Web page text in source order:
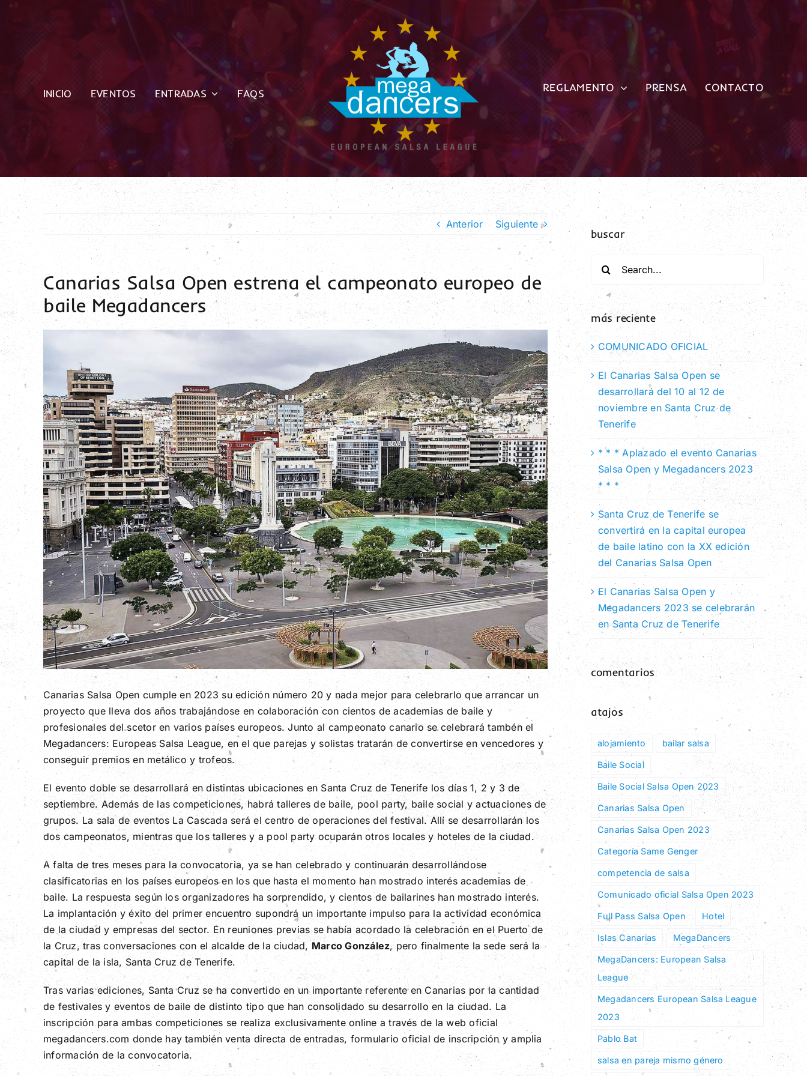
Saltar
INICIO EVENTOS ENTRADAS FAQS REGLAMENTO PRENSA CONTACTO
Anterior Siguiente
Canarias Salsa Open estrena el campeonato europeo de
baile Megadancers
grande
Canarias Salsa Open cumple en 2023 su edición número 20 y nada mejor para celebrarlo que arrancar un
proyecto que lleva dos años trabajándose en colaboración con cientos de academias de baile y
profesionales del scetor en varios países europeos. Junto al campeonato canario se celebrará tambén el
Megadancers: Europeas Salsa League, en el que parejas y solistas tratarán de convertirse en vencedores y
conseguir premios en metálico y trofeos.
El evento doble se desarrollará en distintas ubicaciones en Santa Cruz de Tenerife los días 1, 2 y 3 de
septiembre. Además de las competiciones, habrá talleres de baile, pool party, baile social y actuaciones de
grupos. La sala de eventos La Cascada será el centro de operaciones del festival. Allí se desarrollarán los
dos campeonatos, mientras que los talleres y a pool party ocuparán otros locales y hoteles de la ciudad.
A falta de tres meses para la convocatoria, ya se han celebrado y continuarán desarrollándose
clasificatorias en los países europeos en los que hasta el momento han mostrado interés academias de
baile. La respuesta según los organizadores ha sorprendido, y cientos de bailarines han mostrado interés.
La implantación y éxito del primer encuentro supondrá un importante impulso para la actividad económica
de la ciudad y empresas del sector. En reuniones previas se había acordado la celebración en el Puerto de
la Cruz, tras conversaciones con el alcalde de la ciudad, Marco González, pero finalmente la sede será la
capital de la isla, Santa Cruz de Tenerife.
Tras varias ediciones, Santa Cruz se ha convertido en un importante referente en Canarias por la cantidad
de festivales y eventos de baile de distinto tipo que han consolidado su desarrollo en la ciudad. La
inscripción para ambas competiciones se realiza exclusivamente online a través de la web oficial
megadancers.com donde hay también venta directa de entradas, formulario oficial de inscripción y amplia
información de la convocatoria.
buscar
más reciente
COMUNICADO OFICIAL
El Canarias Salsa Open se
desarrollará del 10 al 12 de
noviembre en Santa Cruz de
Tenerife
* * * Aplazado el evento Canarias
Salsa Open y Megadancers 2023
* * *
Santa Cruz de Tenerife se
convertirá en la capital europea
de baile latino con la XX edición
del Canarias Salsa Open
El Canarias Salsa Open y
Megadancers 2023 se celebrarán
en Santa Cruz de Tenerife
comentarios
atajos
alojamiento bailar salsa
Baile Social
Baile Social Salsa Open 2023
Canarias Salsa Open
Canarias Salsa Open 2023
Categoría Same Genger
competencia de salsa
Comunicado oficial Salsa Open 2023
Full Pass Salsa Open Hotel
Islas Canarias MegaDancers
MegaDancers: European Salsa
League
Megadancers European Salsa League
2023
Pablo Bat
salsa en pareja mismo género